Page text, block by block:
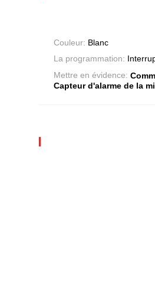
Couleur: Blanc
La programmation:
Mettre en évidence:
Capteur d'alarme de la